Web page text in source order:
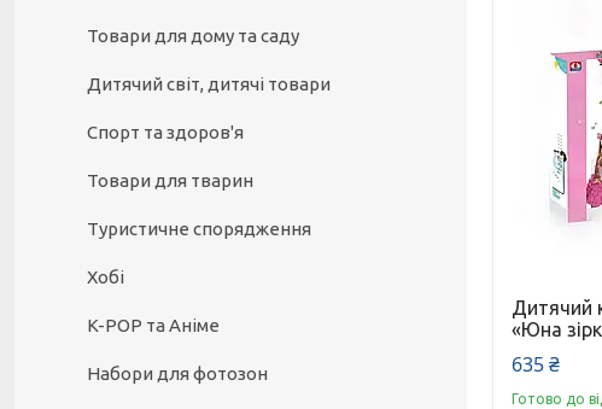
Дитячий
«Юна
635 ₴
Готово до
Товари для дому та саду
Дитячий світ, дитячі товари
Спорт та здоров'я
Товари для тварин
Туристичне спорядження
Хобі
K-POP та Аніме
Набори для фотозон